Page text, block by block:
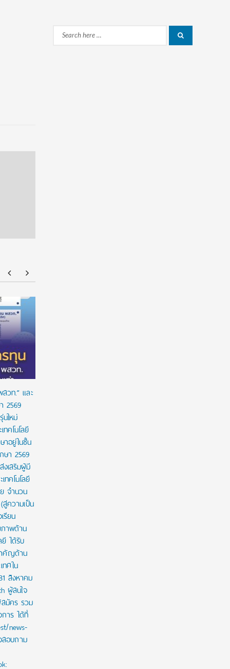
วท.” และ
2569
ใหม่
คโนโลยี
าอยู่ในชั้น
ษา 2569
เสริมผู้มี
ทคโนโลยี
จำนวน
ความเป็น
รียน
ภาพด้าน
ได้รับ
คัญด้าน
ศใน
สิงหาคม
ผู้สนใจ
มัคร รวม
าร ได้ที่
news-
สอบถาม
Search